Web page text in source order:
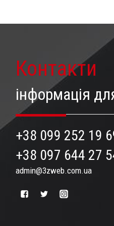
Контакти
інформація
+38 099 252 19
+38 097 644 27
admin@3zweb.com.ua